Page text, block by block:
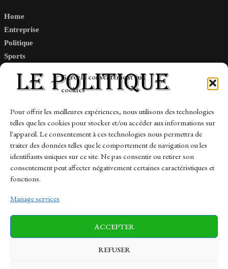
Gérer le consentement aux
cookies
Pour offrir les meilleures expériences, nous utilisons des technologies
telles que les cookies pour stocker et/ou accéder aux informations sur
l'appareil. Le consentement à ces technologies nous permettra de
traiter des données telles que le comportement de navigation ou les
identifiants uniques sur ce site. Ne pas consentir ou retirer son
consentement peut affecter négativement certaines caractéristiques et
fonctions.
Manage services
ACCEPTER
REFUSER
Home
Entreprise
Politique
Sports
Links
Contact
Sitemap
News Finance-Marches Politics
Business Tech Health Sports Travel